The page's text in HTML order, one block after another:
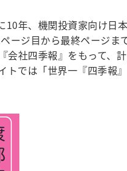
10年、機関投資家向け日本
ージ目から最終ページま
会社四季報』をもって、計
トでは「世界一『四季報』